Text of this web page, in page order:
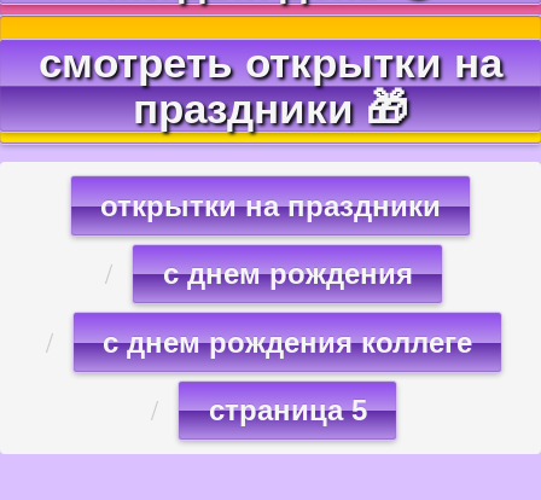
смотреть открытки на
праздники 🎁
открытки на праздники
с днем рождения
с днем рождения коллеге
страница 5